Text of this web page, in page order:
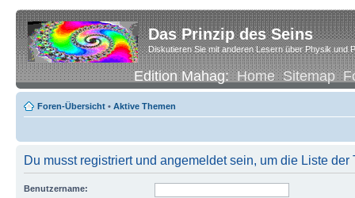
Das Prinzip des Seins
Diskutieren Sie mit anderen Lesern über Physik und
Edition Mahag:Home Sitemap
Foren-Übersicht • Aktive Themen
Du musst registriert und angemeldet sein, um die Liste
Benutzername: